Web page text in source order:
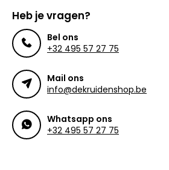
Heb je vragen?
Bel ons
+32 495 57 27 75
Mail ons
info@dekruidenshop.be
Whatsapp ons
+32 495 57 27 75